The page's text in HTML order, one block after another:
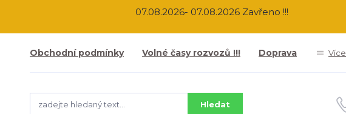
07.08.2026- 07.08.2026 Zavřeno !!!
Obchodní podmínky Volné časy rozvozů !!! Doprava Více
Hledat